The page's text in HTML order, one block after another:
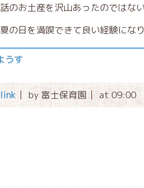
のお土産を沢山あったのではな
の日を満喫できて良い経験になり
うす
by 富士保育園 at 09:00